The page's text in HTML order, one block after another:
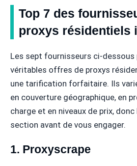
Top 7 des
proxys résidentiels
Les sept fournisseurs ci-
véritables offres de proxys
une tarification forfaitaire. Ils
en couverture géographique, en
charge et en niveaux de prix,
section avant de vous engager.
1. Proxyscrape